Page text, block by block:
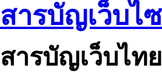
สารบัญเว็บไ
สารบัญเว็บไทย